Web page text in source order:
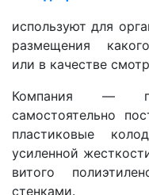
используют для
размещения
или в качестве
Компания —
самостоятельно
пластиковые
усиленной
витого
стенками.